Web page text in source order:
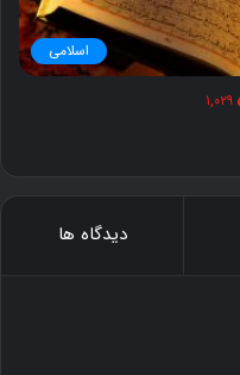
اسلامی
۱,۰۲۹
دیدگاه ها